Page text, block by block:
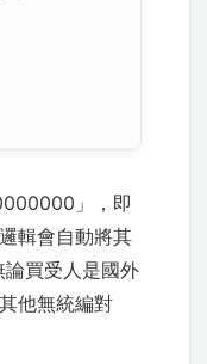
」，即
輯會自動將其
論買受人是國外
他無統編對